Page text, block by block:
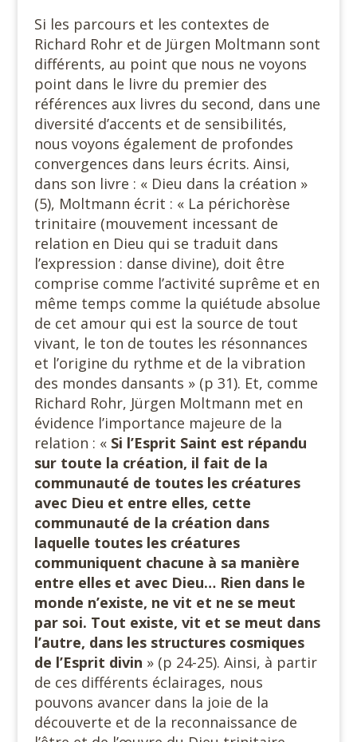
Si les parcours et les contextes de
Richard Rohr et de Jürgen Moltmann sont
différents, au point que nous ne voyons
point dans le livre du premier des
références aux livres du second, dans une
diversité d’accents et de sensibilités,
nous voyons également de profondes
convergences dans leurs écrits. Ainsi,
dans son livre : « Dieu dans la création »
(5), Moltmann écrit : « La périchorèse
trinitaire (mouvement incessant de
relation en Dieu qui se traduit dans
l’expression : danse divine), doit être
comprise comme l’activité suprême et en
même temps comme la quiétude absolue
de cet amour qui est la source de tout
vivant, le ton de toutes les résonnances
et l’origine du rythme et de la vibration
des mondes dansants » (p 31). Et, comme
Richard Rohr, Jürgen Moltmann met en
évidence l’importance majeure de la
relation : « Si l’Esprit Saint est répandu
sur toute la création, il fait de la
communauté de toutes les créatures
avec Dieu et entre elles, cette
communauté de la création dans
laquelle toutes les créatures
communiquent chacune à sa manière
entre elles et avec Dieu… Rien dans le
monde n’existe, ne vit et ne se meut
par soi. Tout existe, vit et se meut dans
l’autre, dans les structures cosmiques
de l’Esprit divin » (p 24-25). Ainsi, à partir
de ces différents éclairages, nous
pouvons avancer dans la joie de la
découverte et de la reconnaissance de